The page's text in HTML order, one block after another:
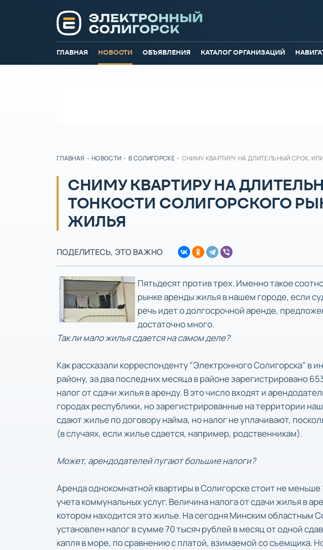
ГЛАВНАЯ НОВОСТИ ОБЪЯВЛЕНИЯ КАТАЛОГ ОРГАНИЗАЦИЙ
ГЛАВНАЯ - НОВОСТИ - В СОЛИГОРСКЕ - СНИМУ КВАРТИРУ НА ДЛИТЕЛЬНЫЙ СРОК,
СНИМУ КВАРТИРУ НА
ТОНКОСТИ СОЛИГОРСКОГО
ЖИЛЬЯ
ПОДЕЛИТЕСЬ, ЭТО ВАЖНО
Пятьдесят против трех. Именно такое
рынке аренды жилья в нашем городе, если
речь идет о долгосрочной аренде,
достаточно много.
Так ли мало жилья сдается на самом деле?
Как рассказали корреспонденту "Электронного Солигорска" в
району, за два последних месяца в районе зарегистрировано
налог от сдачи жилья в аренду. В это число входят и
городах республики, но зарегистрированные на территории
сдают жилье по договору найма, но налог не уплачивают,
(в случаях, если жилье сдается, например, родственникам).
Может, арендодателей пугают большие налоги?
Аренда однокомнатной квартиры в Солигорске стоит не
учета коммунальных услуг. Величина налога от сдачи жилья в
котором находится это жилье. На сегодня Минским областным
установлен налог в сумме 70 тысяч рублей в месяц от одной
капля в море, по сравнению с платой, взимаемой со съемщика.